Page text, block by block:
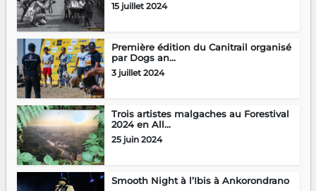
15 juillet 2024
Première édition du Canitrail organisé
par Dogs an...
3 juillet 2024
Trois artistes malgaches au Forestival
2024 en All...
25 juin 2024
Smooth Night à l’Ibis à Ankorondrano